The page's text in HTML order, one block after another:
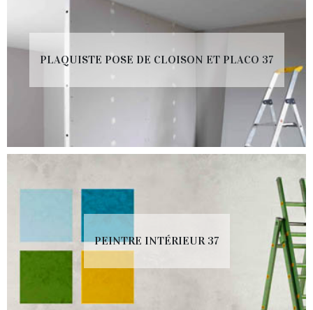
PLAQUISTE POSE DE CLOISON ET PLACO 37
PEINTRE INTÉRIEUR 37